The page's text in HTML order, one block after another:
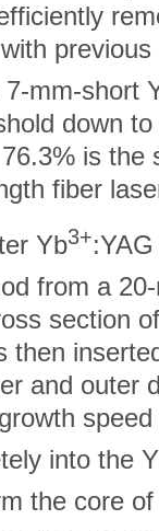
mm-short
down
is the
fiber
Yb3+
from a
section
then
and outer
into the
the core